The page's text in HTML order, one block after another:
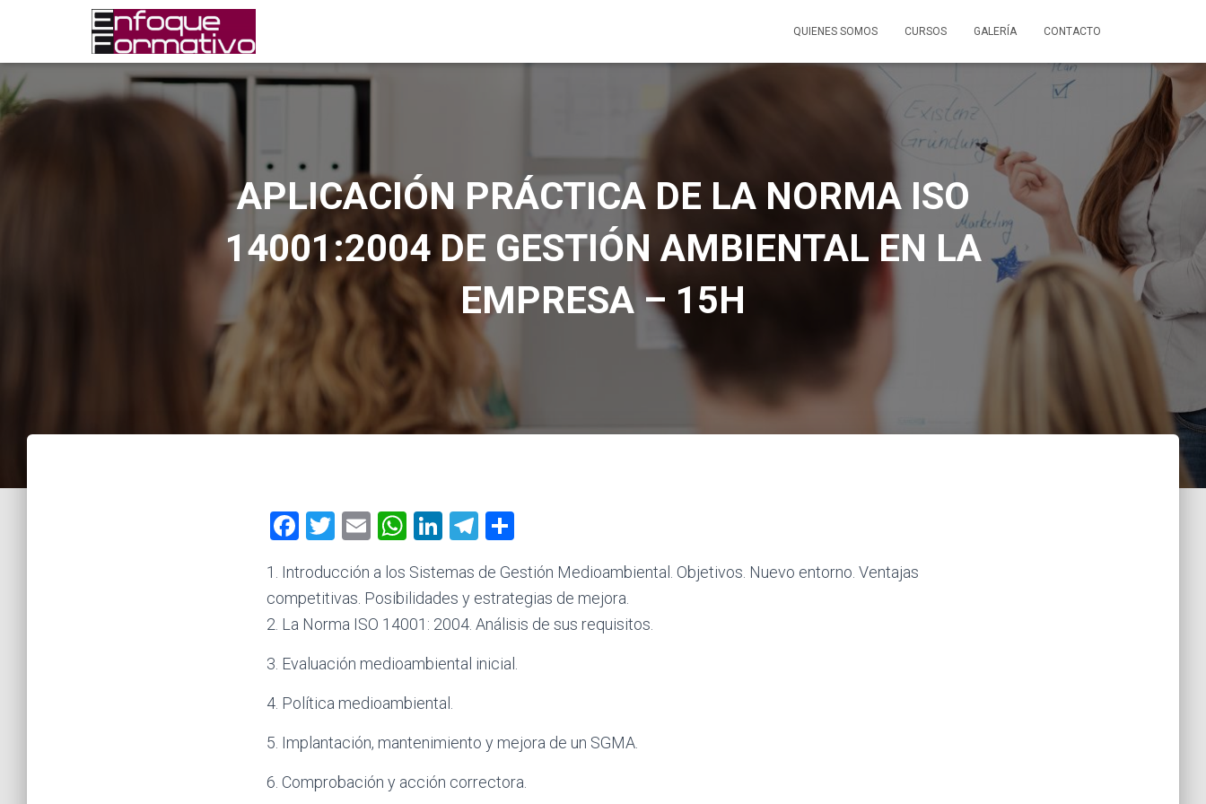
QUIENES SOMOS CURSOS GALERÍA CONTACTO
APLICACIÓN PRÁCTICA DE LA NORMA ISO
14001:2004 DE GESTIÓN AMBIENTAL EN LA
EMPRESA – 15H
F
ce
b
o
ok
T
tt
er
E
ai
l
W
at
s
A
p
p
Li
e
dI
n
T
e
gr
a
m
m
p
ar
tir
1. Introducción a los Sistemas de Gestión Medioambiental. Objetivos. Nuevo entorno. Ventajas
competitivas. Posibilidades y estrategias de mejora.
2. La Norma ISO 14001: 2004. Análisis de sus requisitos.
3. Evaluación medioambiental inicial.
4. Política medioambiental.
5. Implantación, mantenimiento y mejora de un SGMA.
6. Comprobación y acción correctora.